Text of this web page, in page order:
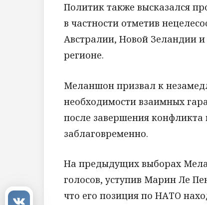
Политик также высказался
в частности отметив
Австралии, Новой Зеландии
регионе.
Меланшон призвал к
необходимости взаимных
после завершения конфликта
заблаговременно.
На предыдущих выборах
голосов, уступив Марин Ле
что его позиция по НАТО